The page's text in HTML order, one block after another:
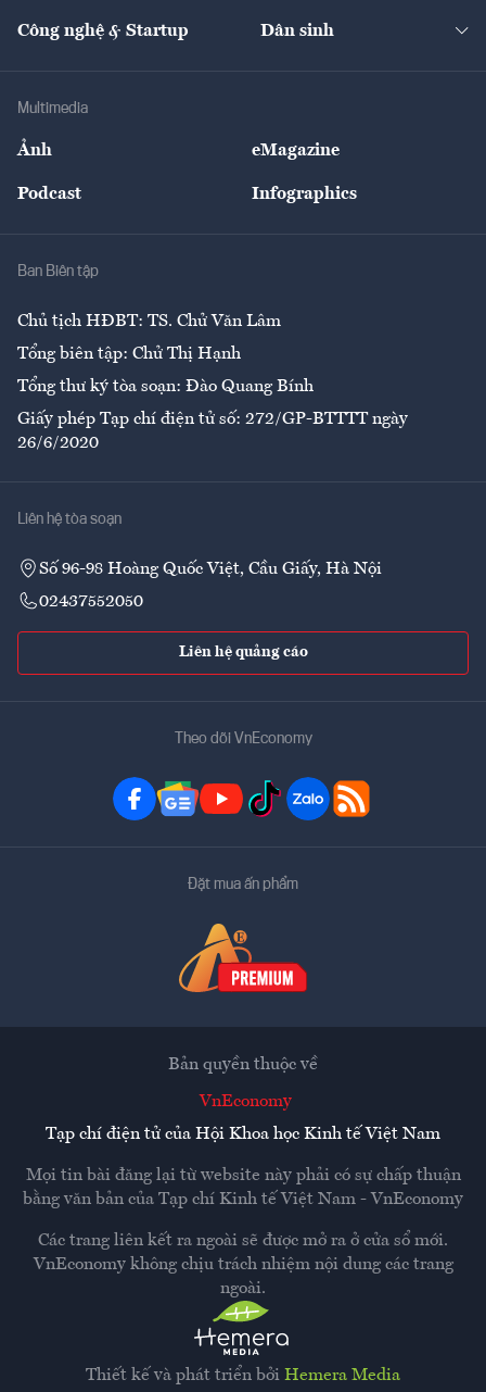
Tư vấn Nông sản
Giải trí
Công nghệ & Startup Dân sinh
Multimedia
Ảnh eMagazine
Podcast Infographics
Ban Biên tập
Chủ tịch HĐBT: TS. Chử Văn Lâm
Tổng biên tập: Chử Thị Hạnh
Tổng thư ký tòa soạn: Đào Quang Bính
Giấy phép Tạp chí điện tử số: 272/GP-BTTTT ngày
26/6/2020
Liên hệ tòa soạn
Số 96-98 Hoàng Quốc Việt, Cầu Giấy, Hà Nội
02437552050
Liên hệ quảng cáo
Theo dõi VnEconomy
Đặt mua ấn phẩm
Thiết kế và phát triển bởi Hemera Media
Bản quyền thuộc về
VnEconomy
Tạp chí điện tử của Hội Khoa học Kinh tế Việt Nam
Mọi tin bài đăng lại từ website này phải có sự chấp thuận
bằng văn bản của Tạp chí Kinh tế Việt Nam - VnEconomy
Các trang liên kết ra ngoài sẽ được mở ra ở cửa sổ mới.
VnEconomy không chịu trách nhiệm nội dung các trang
ngoài.